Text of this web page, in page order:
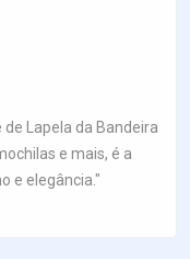
Lapela da Bandeira
e mais, é a
e elegância."